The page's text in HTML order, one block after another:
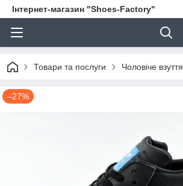
Інтернет-магазин "Shoes-Factory"
Товари та послуги Чоловіче взуття
–27%